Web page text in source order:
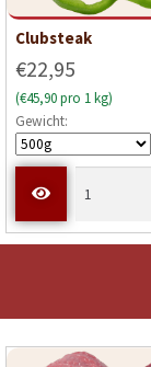
Clubsteak
€22,95
(€45,90 pro 1 kg)
Gewicht: